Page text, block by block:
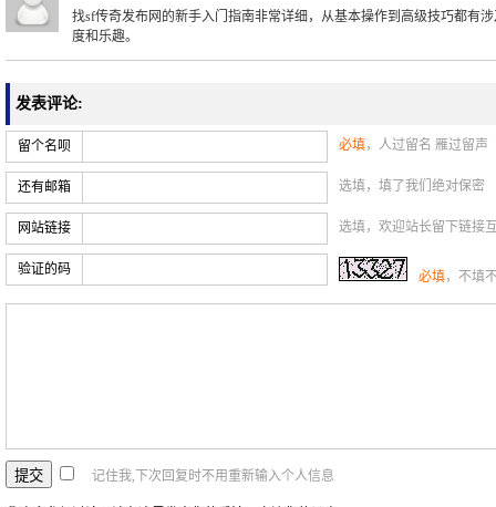
找sf传奇发布网的新手入门指南非常详细，从基本操作到高级技巧都有
度和乐趣。
发表评论:
留个名呗 必填，人过留名 雁过留声
还有邮箱 选填，填了我们绝对保密
网站链接 选填，欢迎站长留下链接
验证的码 必填，不填
记住我,下次回复时不用重新输入个人信息